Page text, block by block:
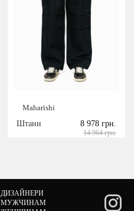
Maharishi
Штани
8 978 грн.
14 964 грн.
ДИЗАЙНЕРИ
МУЖЧИНАМ